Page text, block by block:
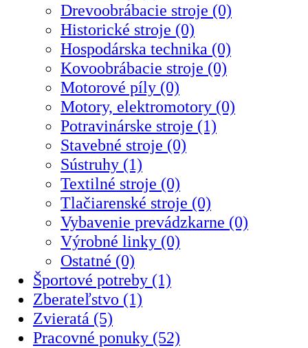
Drevoobrábacie stroje (0)
Historické stroje (0)
Hospodárska technika (0)
Kovoobrábacie stroje (0)
Motorové píly (0)
Motory, elektromotory (0)
Potravinárske stroje (1)
Stavebné stroje (0)
Sústruhy (1)
Textilné stroje (0)
Tlačiarenské stroje (0)
Vybavenie prevádzkarne (0)
Výrobné linky (0)
Ostatné (0)
Športové potreby (1)
Zberateľstvo (1)
Zvieratá (5)
Pracovné ponuky (52)